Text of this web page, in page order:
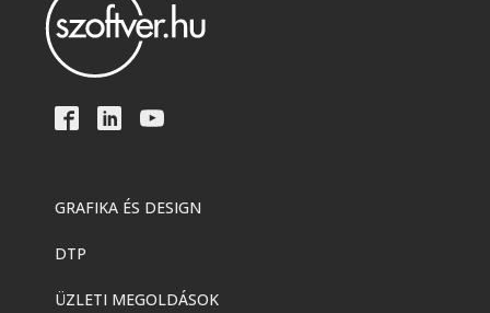
GRAFIKA ÉS DESIGN
DTP
ÜZLETI MEGOLDÁSOK